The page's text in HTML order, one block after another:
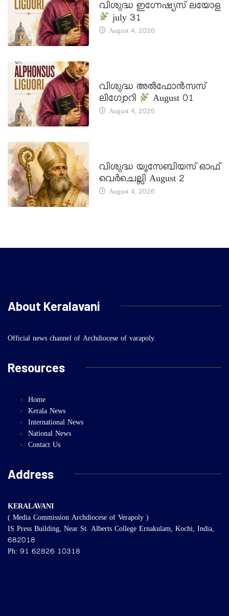
വിശുദ്ധ ഇഗ്നേഷ്യസ് ലയോള
july 31
August 4, 2026
വിശുദ്ധ അൽഫോൻസസ്
ലിഗ്വോറി
August 01
August 4, 2026
വിശുദ്ധ യൂസേബിയസ് ഓഫ്
വെർചെല്ലി August 2
August 4, 2026
About Keralavani
Official news channel of Archdiocese of varapoly.
Resources
Home
Kerala News
International News
National News
Contact Us
Address
KERALAVANI
( Media Commission Archdiocese of Verapoly )
IS Press Building, Near St. Alberts College Ernakulam, Kochi, India,
682018
Ph: 91 62826 10318